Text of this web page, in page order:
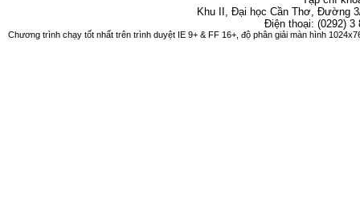
Khu II, Đại học Cần Thơ, Đường
Điện thoại: (0292)
Chương trình chạy tốt nhất trên trình duyệt IE 9+ & FF 16+, độ phân giải màn hình